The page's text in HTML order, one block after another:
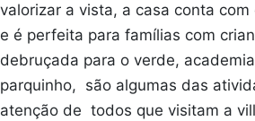
valorizar a vista, a casa conta
e é perfeita para famílias com
debruçada para o verde,
parquinho, são algumas das
atenção de todos que visitam a